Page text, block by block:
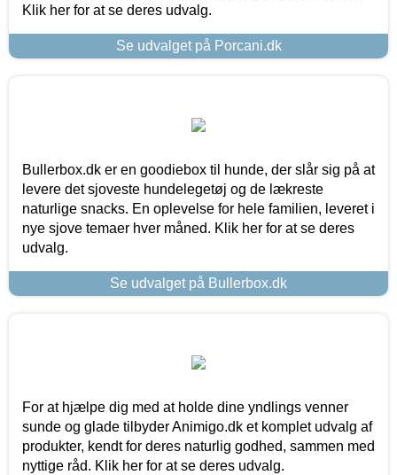
Klik her for at se deres udvalg.
Se udvalget på Porcani.dk
Bullerbox.dk er en goodiebox til hunde, der slår sig på at
levere det sjoveste hundelegetøj og de lækreste
naturlige snacks. En oplevelse for hele familien, leveret i
nye sjove temaer hver måned. Klik her for at se deres
udvalg.
Se udvalget på Bullerbox.dk
For at hjælpe dig med at holde dine yndlings venner
sunde og glade tilbyder Animigo.dk et komplet udvalg af
produkter, kendt for deres naturlig godhed, sammen med
nyttige råd. Klik her for at se deres udvalg.